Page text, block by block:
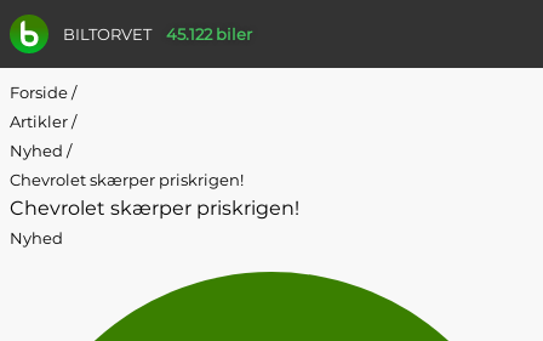
BILTORVET 45.122 biler
Forside/
Artikler/
Nyhed /
Chevrolet skærper priskrigen!
Chevrolet skærper priskrigen!
Nyhed